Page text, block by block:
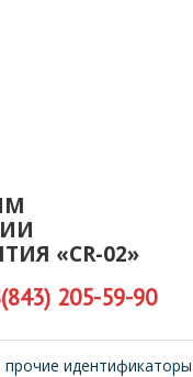
«CR-02»
205-59-90
идентификаторы